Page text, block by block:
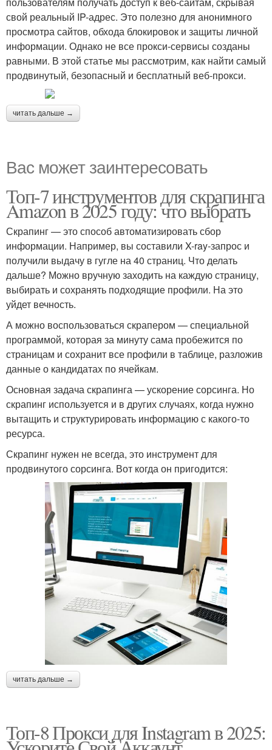
свой реальный IP-адрес. Это полезно для анонимного
просмотра сайтов, обхода блокировок и защиты личной
информации. Однако не все прокси-сервисы созданы
равными. В этой статье мы рассмотрим, как найти самый
продвинутый, безопасный и бесплатный веб-прокси.
читать дальше →
Вас может заинтересовать
Топ-7 инструментов для скрапинга
Amazon в 2025 году: что выбрать
Скрапинг — это способ автоматизировать сбор
информации. Например, вы составили X-ray-запрос и
получили выдачу в гугле на 40 страниц. Что делать
дальше? Можно вручную заходить на каждую страницу,
выбирать и сохранять подходящие профили. На это
уйдет вечность.
А можно воспользоваться скрапером — специальной
программой, которая за минуту сама пробежится по
страницам и сохранит все профили в таблице, разложив
данные о кандидатах по ячейкам.
Основная задача скрапинга — ускорение сорсинга. Но
скрапинг используется и в других случаях, когда нужно
вытащить и структурировать информацию с какого-то
ресурса.
Скрапинг нужен не всегда, это инструмент для
продвинутого сорсинга. Вот когда он пригодится:
читать дальше →
Топ-8 Прокси для Instagram в 2025: